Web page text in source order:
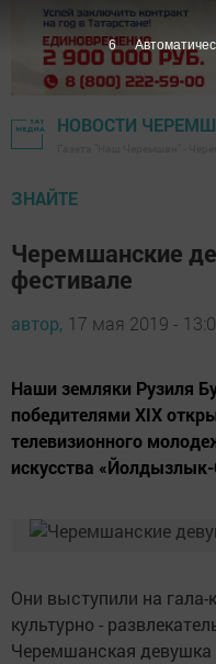
НОВОСТИ
ЗНАЙТЕ
Черемшанские
фестивале
автор, 17 мая 2019 -
Наши земляки Рузиля
победителями XIX
телевизионного
искусства
Они выступили на
культурно -
Черемшанская девушка
5